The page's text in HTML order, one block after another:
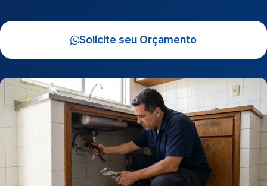
Solicite seu Orçamento